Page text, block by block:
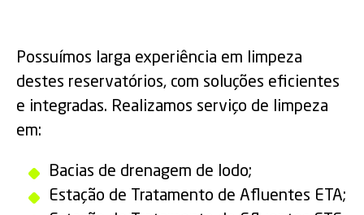
Possuímos larga experiência em limpeza
destes reservatórios, com soluções eficientes
e integradas. Realizamos serviço de limpeza
em:
Bacias de drenagem de lodo;
Estação de Tratamento de Afluentes ETA;